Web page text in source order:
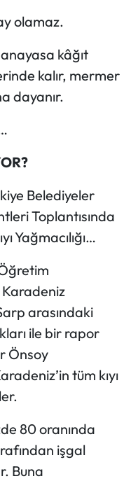
olamaz.
kâğıt
kalır, mermer
dayanır.
Belediyeler
Toplantısında
Yağmacılığı…
arasındaki
ile bir rapor
Önsoy
tüm kıyı
80 oranında
işgal
Buna